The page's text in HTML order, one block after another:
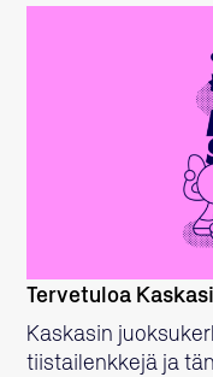
Tervetuloa
Kaskasin
tiistailenkkejä ja